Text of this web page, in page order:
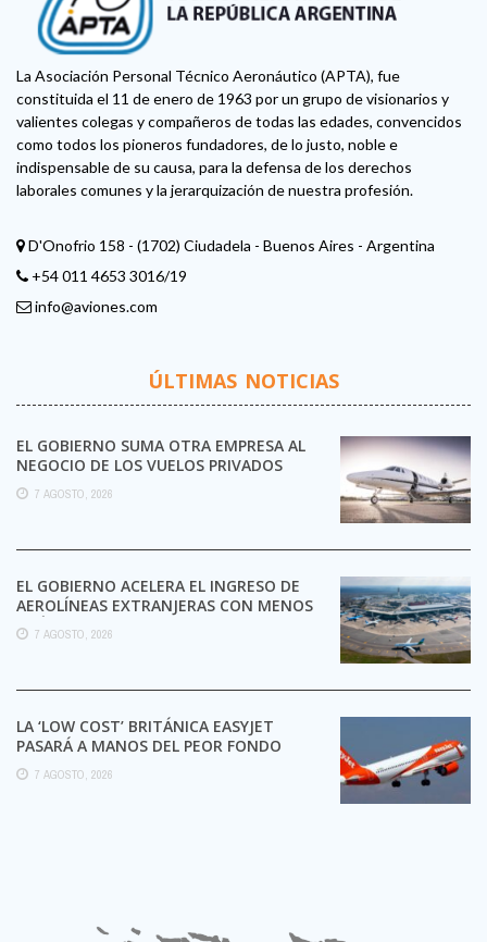
La Asociación Personal Técnico Aeronáutico (APTA), fue
constituida el 11 de enero de 1963 por un grupo de visionarios y
valientes colegas y compañeros de todas las edades, convencidos
como todos los pioneros fundadores, de lo justo, noble e
indispensable de su causa, para la defensa de los derechos
laborales comunes y la jerarquización de nuestra profesión.
D'Onofrio 158 - (1702) Ciudadela - Buenos Aires - Argentina
+54 011 4653 3016/19
info@aviones.com
ÚLTIMAS NOTICIAS
EL GOBIERNO SUMA OTRA EMPRESA AL
NEGOCIO DE LOS VUELOS PRIVADOS
7 AGOSTO, 2026
EL GOBIERNO ACELERA EL INGRESO DE
AEROLÍNEAS EXTRANJERAS CON MENOS
TRÁMITES
7 AGOSTO, 2026
LA ‘LOW COST’ BRITÁNICA EASYJET
PASARÁ A MANOS DEL PEOR FONDO
POSIBLE:
7 AGOSTO, 2026